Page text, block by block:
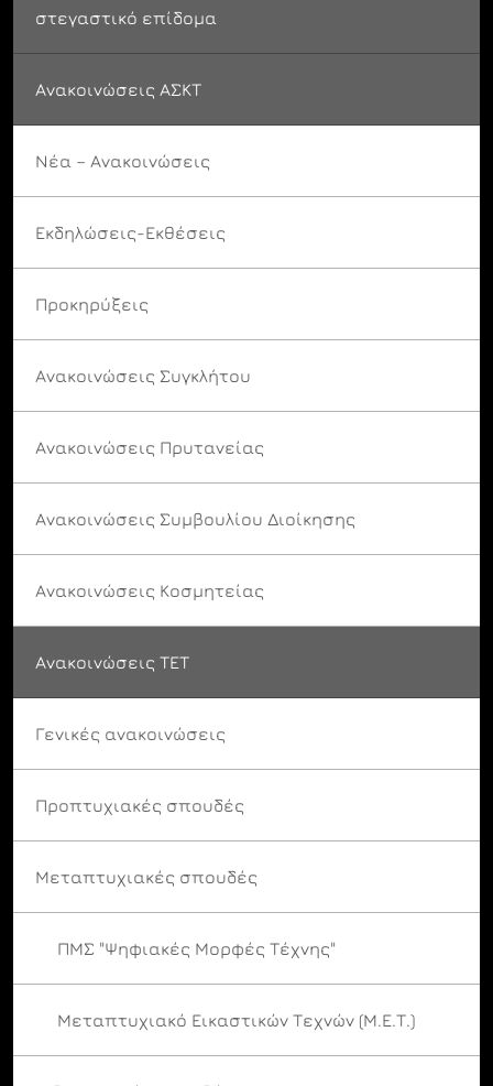
στεγαστικό επίδομα
Ανακοινώσεις ΑΣΚΤ
Νέα – Ανακοινώσεις
Εκδηλώσεις-Εκθέσεις
Προκηρύξεις
Ανακοινώσεις Συγκλήτου
Ανακοινώσεις Πρυτανείας
Ανακοινώσεις Συμβουλίου Διοίκησης
Ανακοινώσεις Κοσμητείας
Ανακοινώσεις ΤΕΤ
Γενικές ανακοινώσεις
Προπτυχιακές σπουδές
Μεταπτυχιακές σπουδές
ΠΜΣ "Ψηφιακές Μορφές Τέχνης"
Μεταπτυχιακό Εικαστικών Τεχνών (Μ.Ε.Τ.)